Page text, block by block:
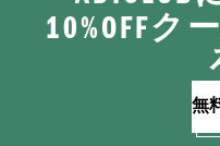
10%OFF
無